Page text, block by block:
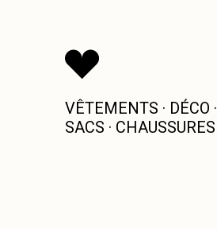
VÊTEMENTS · DÉCO ·
SACS · CHAUSSURES